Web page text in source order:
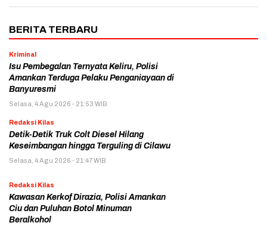
BERITA TERBARU
Kriminal
Isu Pembegalan Ternyata Keliru, Polisi
Amankan Terduga Pelaku Penganiayaan di
Banyuresmi
Selasa, 4 Agu 2026 - 21:53 WIB
Redaksi Kilas
Detik-Detik Truk Colt Diesel Hilang
Keseimbangan hingga Terguling di Cilawu
Selasa, 4 Agu 2026 - 21:47 WIB
Redaksi Kilas
Kawasan Kerkof Dirazia, Polisi Amankan
Ciu dan Puluhan Botol Minuman
Beralkohol